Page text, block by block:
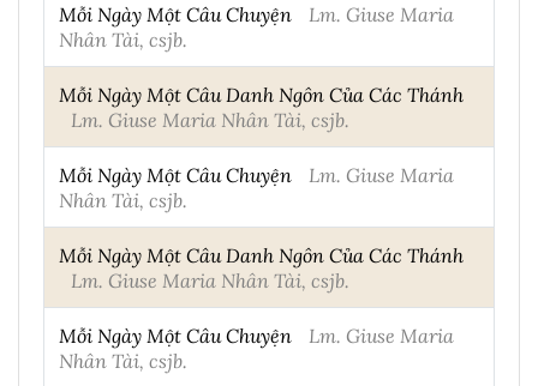
Mỗi Ngày Một Câu Chuyện
Lm. Giuse Maria
Nhân Tài, csjb.
Mỗi Ngày Một Câu Danh Ngôn Của Các Thánh
Lm. Giuse Maria Nhân Tài, csjb.
Mỗi Ngày Một Câu Chuyện
Lm. Giuse Maria
Nhân Tài, csjb.
Mỗi Ngày Một Câu Danh Ngôn Của Các Thánh
Lm. Giuse Maria Nhân Tài, csjb.
Mỗi Ngày Một Câu Chuyện
Lm. Giuse Maria
Nhân Tài, csjb.